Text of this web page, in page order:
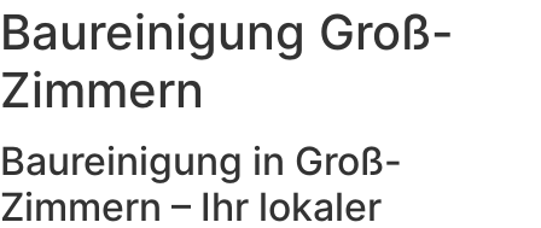
Baureinigung Groß-
Zimmern
Baureinigung in Groß-
Zimmern – Ihr lokaler